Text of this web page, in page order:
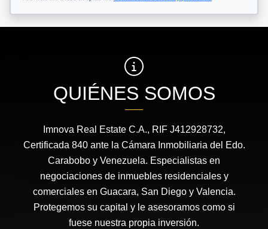
QUIÉNES SOMOS
Imnova Real Estate C.A., RIF J412928732,
Certificada 840 ante la Cámara Inmobiliaria del Edo.
Carabobo y Venezuela. Especialistas en
negociaciones de inmuebles residenciales y
comerciales en Guacara, San Diego y Valencia.
Protegemos su capital y le asesoramos como si
fuese nuestra propia inversión.